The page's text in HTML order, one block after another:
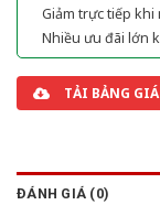
Giảm trực tiếp
Nhiều ưu đãi lớn
TẢI BẢNG GIÁ
ĐÁNH GIÁ (0)